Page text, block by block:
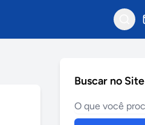
Buscar no Site